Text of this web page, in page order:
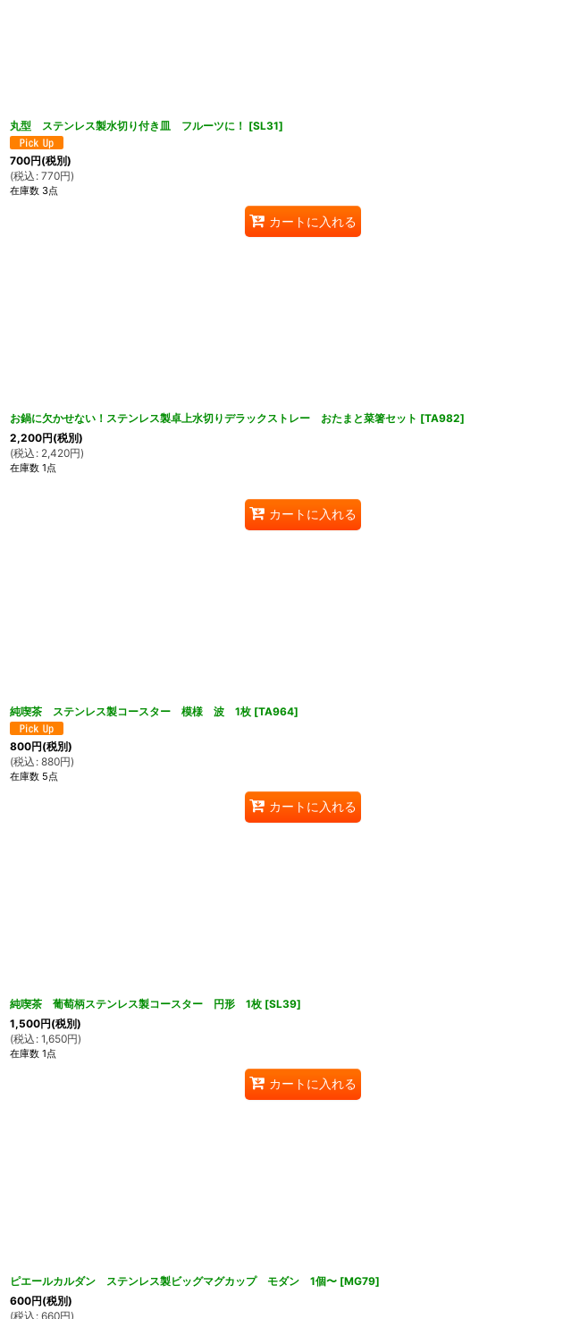
丸型 ステンレス製水切り付き皿 フルーツに！ [SL31]
700円(税別)
(税込 : 770円)
在庫数 3点
カートに入れる
お鍋に欠かせない！ステンレス製卓上水切りデラックストレー おたまと菜箸セット [TA982]
2,200円(税別)
(税込 : 2,420円)
在庫数 1点
カートに入れる
純喫茶 ステンレス製コースター 模様 波 1枚 [TA964]
800円(税別)
(税込 : 880円)
在庫数 5点
カートに入れる
純喫茶 葡萄柄ステンレス製コースター 円形 1枚 [SL39]
1,500円(税別)
(税込 : 1,650円)
在庫数 1点
カートに入れる
ピエールカルダン ステンレス製ビッグマグカップ モダン 1個〜 [MG79]
600円(税別)
(税込 : 660円)